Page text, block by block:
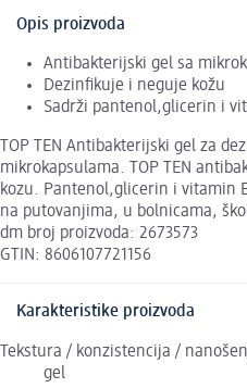
Opis proizvoda
Antibakterijski gel sa
Dezinfikuje i neguje kožu
Sadrži pantenol,glicerin i
TOP TEN Antibakterijski gel za
mikrokapsulama. TOP TEN
kozu. Pantenol,glicerin i vitamin
na putovanjima, u bolnicama,
dm broj proizvoda: 2673573
GTIN: 8606107721156
Karakteristike proizvoda
Tekstura / konzistencija /
gel